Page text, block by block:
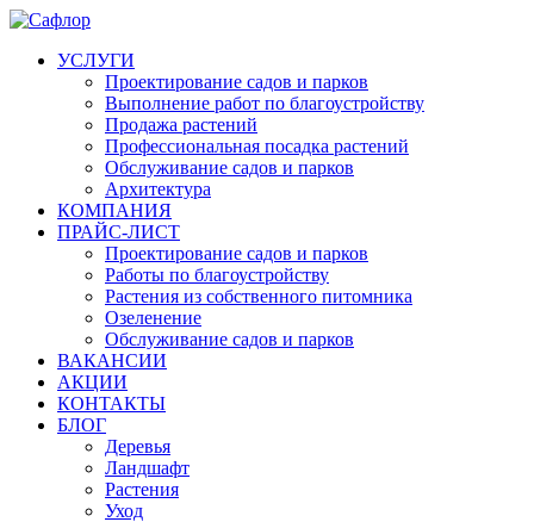
УСЛУГИ
Проектирование садов и парков
Выполнение работ по благоустройству
Продажа растений
Профессиональная посадка растений
Обслуживание садов и парков
Архитектура
КОМПАНИЯ
ПРАЙС-ЛИСТ
Проектирование садов и парков
Работы по благоустройству
Растения из собственного питомника
Озеленение
Обслуживание садов и парков
ВАКАНСИИ
АКЦИИ
КОНТАКТЫ
БЛОГ
Деревья
Ландшафт
Растения
Уход